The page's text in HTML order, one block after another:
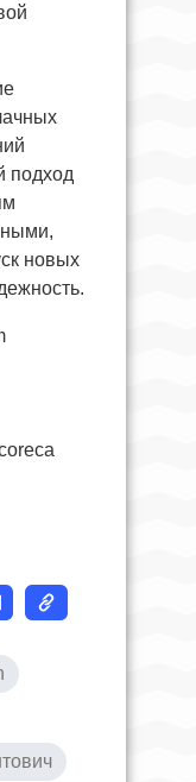
подход
новых